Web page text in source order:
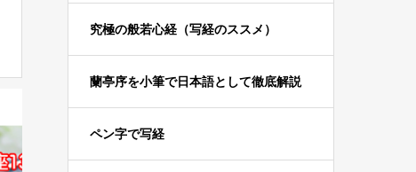
究極の般若心経（写経のススメ）
蘭亭序を小筆で日本語として徹底解説
ペン字で写経